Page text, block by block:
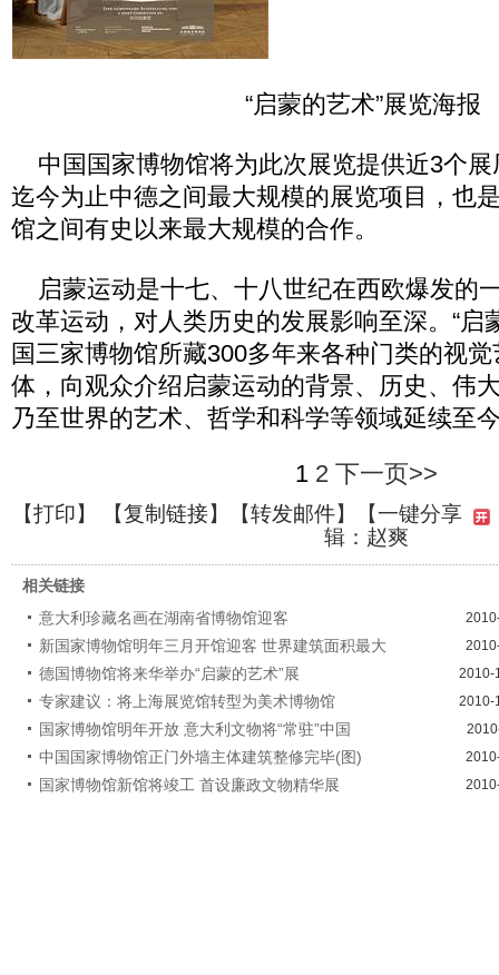
“启蒙的艺术”展览海报
中国国家博物馆将为此次展览提供近3个展
迄今为止中德之间最大规模的展览项目，也
馆之间有史以来最大规模的合作。
启蒙运动是十七、十八世纪在西欧爆发的
改革运动，对人类历史的发展影响至深。“启
国三家博物馆所藏300多年来各种门类的视
体，向观众介绍启蒙运动的背景、历史、伟
乃至世界的艺术、哲学和科学等领域延续至
1 2 下一页>>
【打印】 【复制链接】【转发邮件】
【一键分享
辑：赵爽
相关链接
意大利珍藏名画在湖南省博物馆迎客
新国家博物馆明年三月开馆迎客 世界建筑面积最大
德国博物馆将来华举办“启蒙的艺术”展 2010-
专家建议：将上海展览馆转型为美术博物馆 2010-
国家博物馆明年开放 意大利文物将“常驻”中国
中国国家博物馆正门外墙主体建筑整修完毕(图)
国家博物馆新馆将竣工 首设廉政文物精华展